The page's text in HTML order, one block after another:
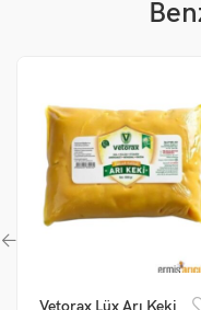
Vetorax Lüx Arı Keki